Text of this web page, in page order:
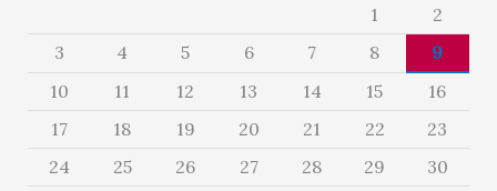
1
2
3
4 5 6 7 8
9
10
11 12 13 14 15
16
17
18 19 20 21 22
23
24
25 26 27 28 29
30